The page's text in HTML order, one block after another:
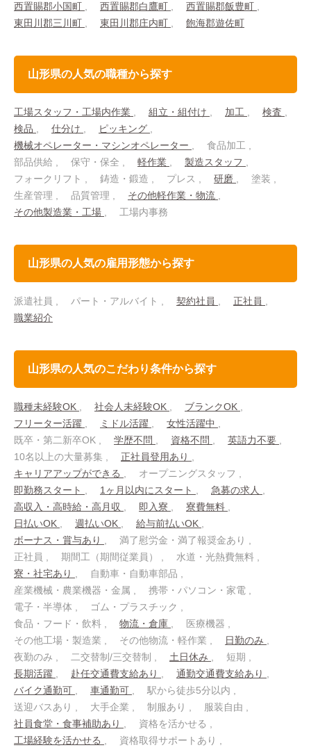
西置賜郡小国町
西置賜郡白鷹町
西置賜郡飯豊町
東田川郡三川町
東田川郡庄内町 飽海郡遊佐町
山形県の人気の職種から探す
工場スタッフ・工場内作業 組立・組付け 加工
検査
検品
仕分け
ピッキング
機械オペレーター・マシンオペレーター
食品加工
部品供給
保守・保全 軽作業
製造スタッフ
フォークリフト
鋳造・鍛造 プレス 研磨
塗装
生産管理
品質管理
その他軽作業・物流
その他製造業・工場
工場内事務
山形県の人気の雇用形態から探す
派遣社員 パート・アルバイト 契約社員
正社員
職業紹介
山形県の人気のこだわり条件から探す
職種未経験OK 社会人未経験OK
ブランクOK
フリーター活躍
ミドル活躍
女性活躍中
既卒・第二新卒OK
学歴不問 資格不問
英語力不要
10名以上の大量募集
正社員登用あり
キャリアアップができる
オープニングスタッフ
即勤務スタート
1ヶ月以内にスタート
急募の求人
高収入・高時給・高月収
即入寮
寮費無料
日払いOK
週払いOK
給与前払いOK
ボーナス・賞与あり
満了慰労金・満了報奨金あり
正社員
期間工（期間従業員）
水道・光熱費無料
寮・社宅あり
自動車・自動車部品
産業機械・農業機器・金属
携帯・パソコン・家電
電子・半導体
ゴム・プラスチック
食品・フード・飲料
物流・倉庫
医療機器
その他工場・製造業
その他物流・軽作業
日勤のみ
夜勤のみ
二交替制/三交替制 土日休み
短期
長期活躍
赴任交通費支給あり
通勤交通費支給あり
バイク通勤可
車通勤可
駅から徒歩5分以内
送迎バスあり
大手企業 制服あり
服装自由
社員食堂・食事補助あり
資格を活かせる
工場経験を活かせる
資格取得サポートあり